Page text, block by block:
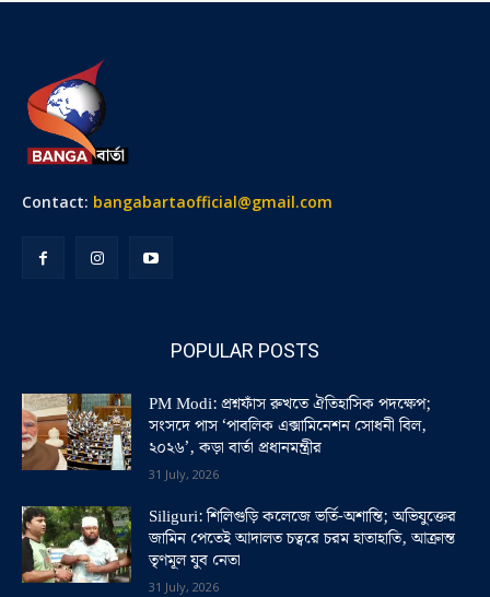
Contact: bangabartaofficial@gmail.com
POPULAR POSTS
PM Modi: প্রশ্নফাঁস রুখতে ঐতিহাসিক পদক্ষেপ;
সংসদে পাস ‘পাবলিক এক্সামিনেশন সোধনী বিল,
২০২৬’, কড়া বার্তা প্রধানমন্ত্রীর
31 July, 2026
Siliguri: শিলিগুড়ি কলেজে ভর্তি-অশান্তি; অভিযুক্তের
জামিন পেতেই আদালত চত্বরে চরম হাতাহাতি, আক্রান্ত
তৃণমূল যুব নেতা
31 July, 2026